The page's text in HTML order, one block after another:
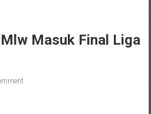
Masuk Final Liga